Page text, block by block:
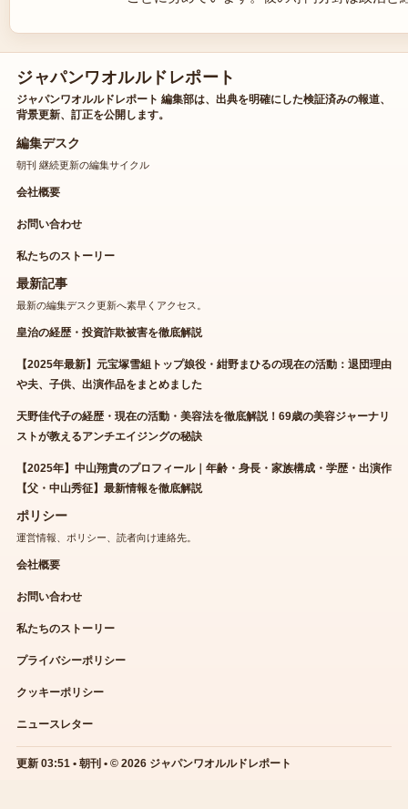
ジャパンワオルルドレポート
ジャパンワオルルドレポート 編集部は、出典を明確にした検証済みの報道、
背景更新、訂正を公開します。
編集デスク
朝刊 継続更新の編集サイクル
会社概要
お問い合わせ
私たちのストーリー
最新記事
最新の編集デスク更新へ素早くアクセス。
皇治の経歴・投資詐欺被害を徹底解説
【2025年最新】元宝塚雪組トップ娘役・紺野まひるの現在の活動：退団理由
や夫、子供、出演作品をまとめました
天野佳代子の経歴・現在の活動・美容法を徹底解説！69歳の美容ジャーナリ
ストが教えるアンチエイジングの秘訣
【2025年】中山翔貴のプロフィール｜年齢・身長・家族構成・学歴・出演作
【父・中山秀征】最新情報を徹底解説
ポリシー
運営情報、ポリシー、読者向け連絡先。
会社概要
お問い合わせ
私たちのストーリー
プライバシーポリシー
クッキーポリシー
ニュースレター
更新 03:51 • 朝刊 • © 2026 ジャパンワオルルドレポート